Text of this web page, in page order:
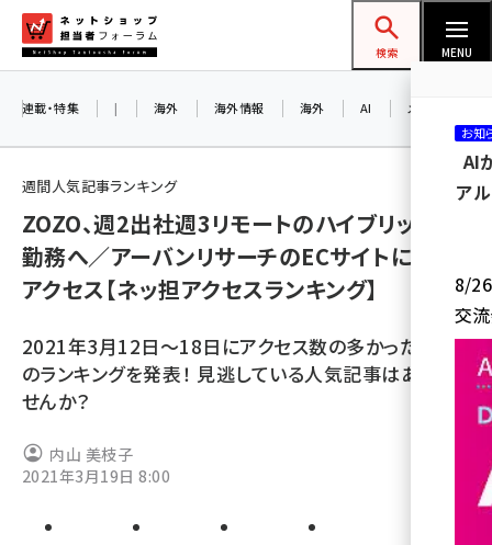
ン
ネットショップ担当者フォーラム
検索 MENU
amazon (2245)
yahoo (1900)
ecbeing (1207)
アスクル (1118)
base (1071)
ビィ・フォアード (773)
revico (739)
連載・特集 | 海外 海外情報 海外 AI メタバース
週間人気記事ランキング
ZOZO、週2出社週3リモートのハイブリッド型
勤務へ／アーバンリサーチのECサイトに不正
アクセス【ネッ担アクセスランキング】
2021年3月12日～18日にアクセス数の多かった記事
のランキングを発表！ 見逃している人気記事はありま
せんか？
内山 美枝子
2021年3月19日 8:00
お知
AI
ア
8/26
交